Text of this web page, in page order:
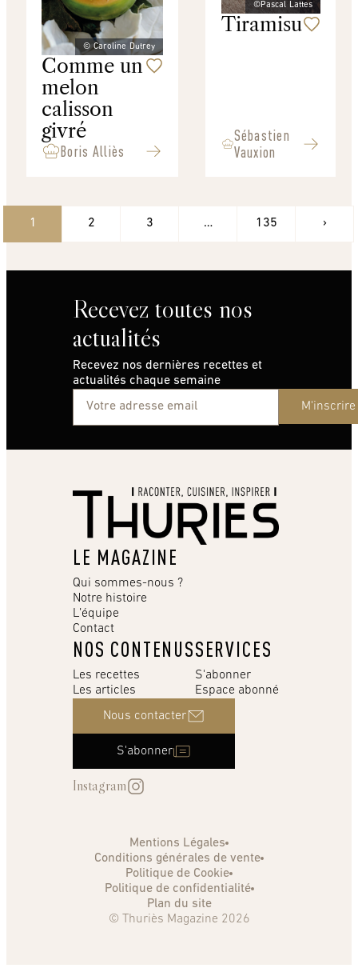
© Caroline Dutrey
Comme un
melon
calisson
givré
Boris Alliès
©Pascal Lattes
Tiramisu
Sébastien
Vauxion
1 2 3 … 135 ›
Recevez toutes nos
actualités
Recevez nos dernières recettes et
actualités chaque semaine
M'inscrire
LE MAGAZINE
Qui sommes-nous ?
Notre histoire
L’équipe
Contact
NOS CONTENUS
Les recettes
Les articles
SERVICES
S'abonner
Espace abonné
Nous contacter
S'abonner
Instagram
Mentions Légales
Conditions générales de vente
Politique de Cookie
Politique de confidentialité
Plan du site
© Thuriès Magazine 2026